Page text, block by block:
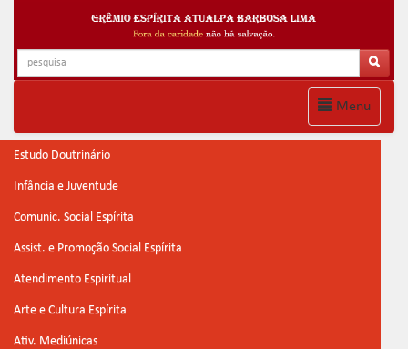
Menu
Estudo Doutrinário
Infância e Juventude
Comunic. Social Espírita
Assist. e Promoção Social Espírita
Atendimento Espiritual
Arte e Cultura Espírita
Ativ. Mediúnicas